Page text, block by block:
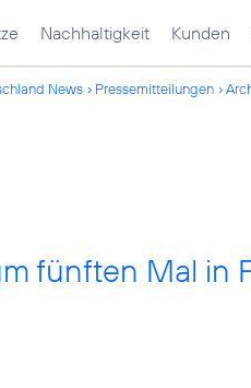
Nachhaltigkeit Kunden
News Pressemitteilungen
fünften Mal in